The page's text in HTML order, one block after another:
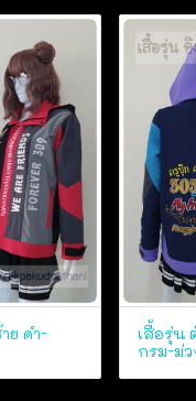
ย ดำ-
เสื้อรุ่น
กรม-ม่ว